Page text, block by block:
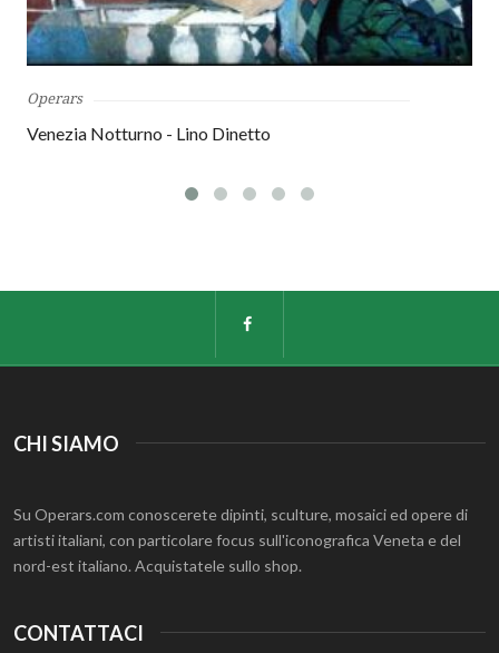
Operars
Venezia Notturno - Lino Dinetto
CHI SIAMO
Su Operars.com conoscerete dipinti, sculture, mosaici ed opere di
artisti italiani, con particolare focus sull'iconografica Veneta e del
nord-est italiano. Acquistatele sullo shop.
CONTATTACI